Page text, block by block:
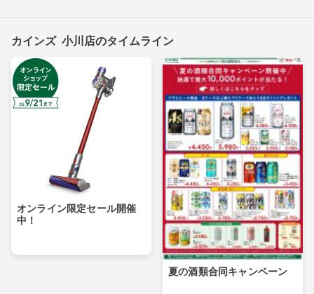
カインズ 小川店のタイムライン
オンライン限定セール開催
中！
夏の酒類合同キャンペーン